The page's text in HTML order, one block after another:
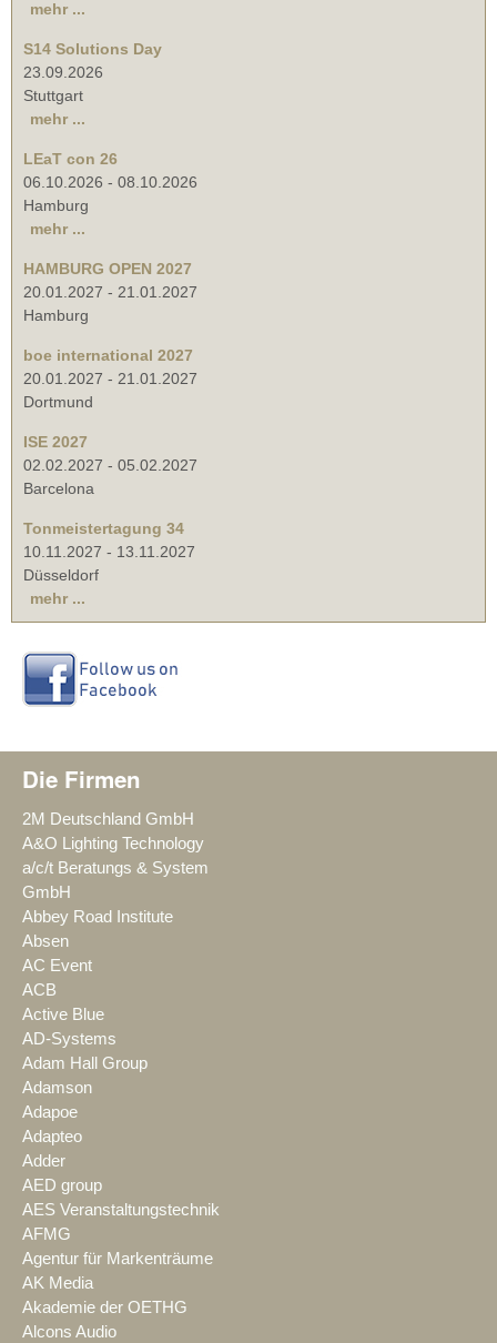
mehr ...
S14 Solutions Day
23.09.2026
Stuttgart
mehr ...
LEaT con 26
06.10.2026 - 08.10.2026
Hamburg
mehr ...
HAMBURG OPEN 2027
20.01.2027 - 21.01.2027
Hamburg
boe international 2027
20.01.2027 - 21.01.2027
Dortmund
ISE 2027
02.02.2027 - 05.02.2027
Barcelona
Tonmeistertagung 34
10.11.2027 - 13.11.2027
Düsseldorf
mehr ...
Die Firmen
2M Deutschland GmbH
A&O Lighting Technology
a/c/t Beratungs & System
GmbH
Abbey Road Institute
Absen
AC Event
ACB
Active Blue
AD-Systems
Adam Hall Group
Adamson
Adapoe
Adapteo
Adder
AED group
AES Veranstaltungstechnik
AFMG
Agentur für Markenträume
AK Media
Akademie der OETHG
Alcons Audio